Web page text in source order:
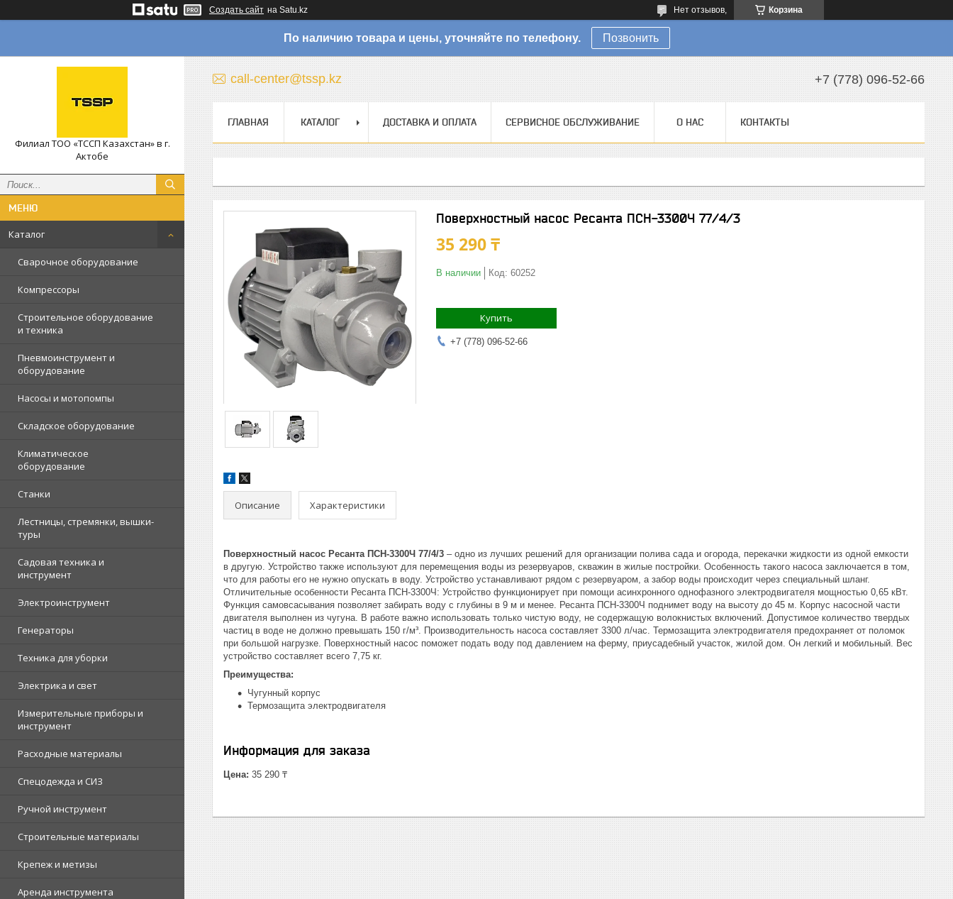
Создать сайт на Satu.kz Корзина
Нет отзывов,
По наличию товара и цены, уточняйте по телефону. Позвонить
Филиал ТОО «ТССП Казахстан» в г.
Актобе
Каталог
Сварочное оборудование
Компрессоры
Строительное оборудование
и техника
Пневмоинструмент и
оборудование
Насосы и мотопомпы
Складское оборудование
Климатическое
оборудование
Станки
Лестницы, стремянки, вышки-
туры
Садовая техника и
инструмент
Электроинструмент
Генераторы
Техника для уборки
Электрика и свет
Измерительные приборы и
инструмент
Расходные материалы
Спецодежда и СИЗ
Ручной инструмент
Строительные материалы
Крепеж и метизы
Аренда инструмента
call-center@tssp.kz +7 (778) 096-52-66
ГЛАВНАЯ КАТАЛОГ ДОСТАВКА И ОПЛАТА СЕРВИСНОЕ ОБСЛУЖИВАНИЕ О НАС КОНТАКТЫ
Поверхностный насос Ресанта ПСН-3300Ч 77/4/3
35 290 ₸
В наличии Код: 60252
Купить
+7 (778) 096-52-66
Описание Характеристики
Поверхностный насос Ресанта ПСН-3300Ч 77/4/3 – одно из лучших решений для организации полива сада и огорода, перекачки жидкости из одной емкости
в другую. Устройство также используют для перемещения воды из резервуаров, скважин в жилые постройки. Особенность такого насоса заключается в том,
что для работы его не нужно опускать в воду. Устройство устанавливают рядом с резервуаром, а забор воды происходит через специальный шланг.
Отличительные особенности Ресанта ПСН-3300Ч: Устройство функционирует при помощи асинхронного однофазного электродвигателя мощностью 0,65 кВт.
Функция самовсасывания позволяет забирать воду с глубины в 9 м и менее. Ресанта ПСН-3300Ч поднимет воду на высоту до 45 м. Корпус насосной части
двигателя выполнен из чугуна. В работе важно использовать только чистую воду, не содержащую волокнистых включений. Допустимое количество твердых
частиц в воде не должно превышать 150 г/м³. Производительность насоса составляет 3300 л/час. Термозащита электродвигателя предохраняет от поломок
при большой нагрузке. Поверхностный насос поможет подать воду под давлением на ферму, приусадебный участок, жилой дом. Он легкий и мобильный. Вес
устройство составляет всего 7,75 кг.
Преимущества:
Чугунный корпус
Термозащита электродвигателя
Информация для заказа
Цена: 35 290 ₸